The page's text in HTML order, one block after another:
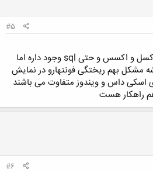
#5
امکان تبدیل بانکهای dbf به اکسل و اکسس و حتی sql وجود داره اما
مشکل بهم ریختگی فونتهارو در نمایش
داس و ویندوز متفاوت می باشند
راهکار هست
#6